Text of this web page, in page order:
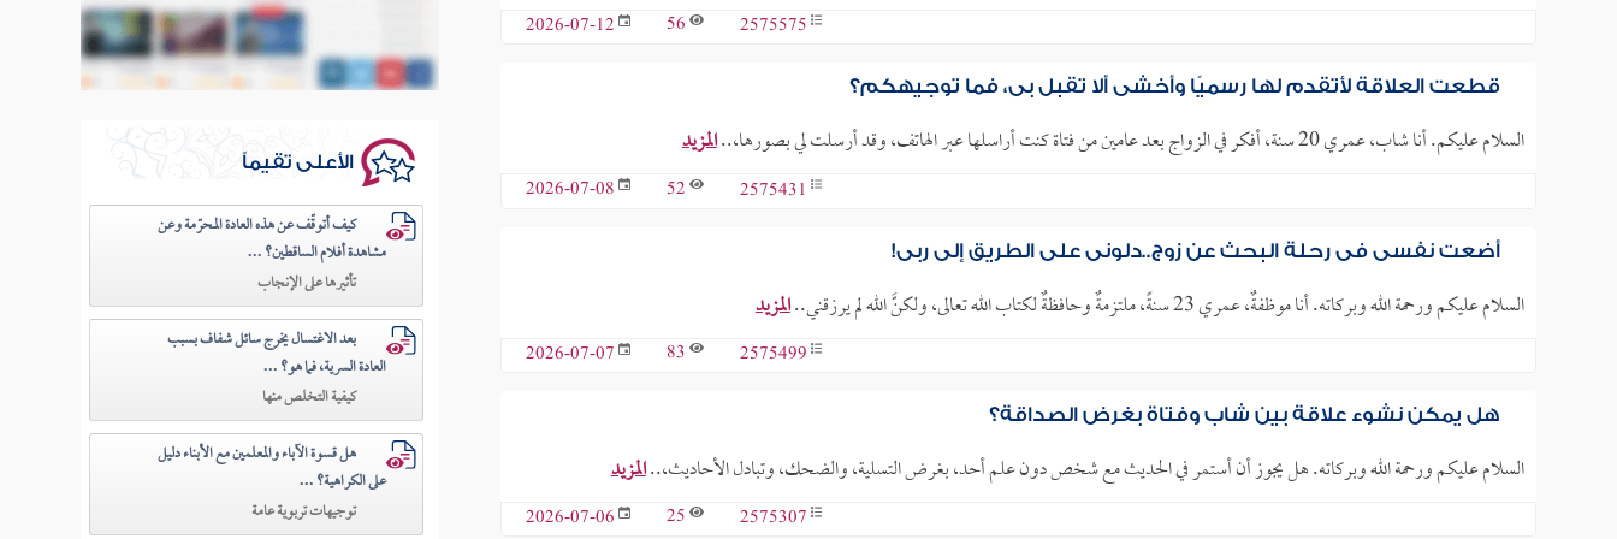
2575575
56
2026-07-12
قطعت العلاقة لأتقدم لها رسميًا وأخشى ألا تقبل بي، فما توجيهكم؟
السلام عليكم. أنا شاب، عمري 20 سنة، أفكر في الزواج بعد عامين من فتاة كنت أراسلها عبر الهاتف، وقد أرسلت لي بصورها،.. المزيد
2575431
52
2026-07-08
أضعت نفسي في رحلة البحث عن زوج..دلوني على الطريق إلى ربي!
السلام عليكم ورحمة الله وبركاته. أنا موظفةٌ، عمري 23 سنةً، ملتزمةٌ وحافظةٌ لكتاب الله تعالى، ولكنَّ الله لم يرزقني.. المزيد
2575499
83
2026-07-07
هل يمكن نشوء علاقة بين شاب وفتاة بغرض الصداقة؟
السلام عليكم ورحمة الله وبركاته. هل يجوز أن أستمر في الحديث مع شخص دون علم أحد، بغرض التسلية، والضحك، وتبادل الأحاديث،..المزيد
2575307
25
2026-07-06
الأعلى تقيماً
كيف أتوقّف عن هذه العادة المحرّمة وعن
مشاهدة أفلام الساقطين؟ ...
تأثيرها على الإنجاب
بعد الاغتسال يخرج سائل شفاف بسبب
العادة السرية، فما هو؟ ...
كيفية التخلص منها
هل قسوة الآباء والمعلمين مع الأبناء دليل
على الكراهية؟ ...
توجيهات تربوية عامة